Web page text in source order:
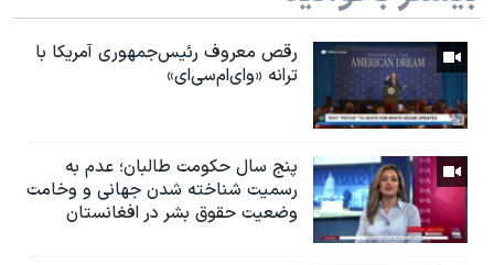
رقص معروف رئیس‌جمهوری آمریکا با
ترانه «وای‌ام‌سی‌ای»
پنج سال حکومت طالبان؛ عدم به
رسمیت شناخته شدن جهانی و وخامت
وضعیت حقوق بشر در افغانستان